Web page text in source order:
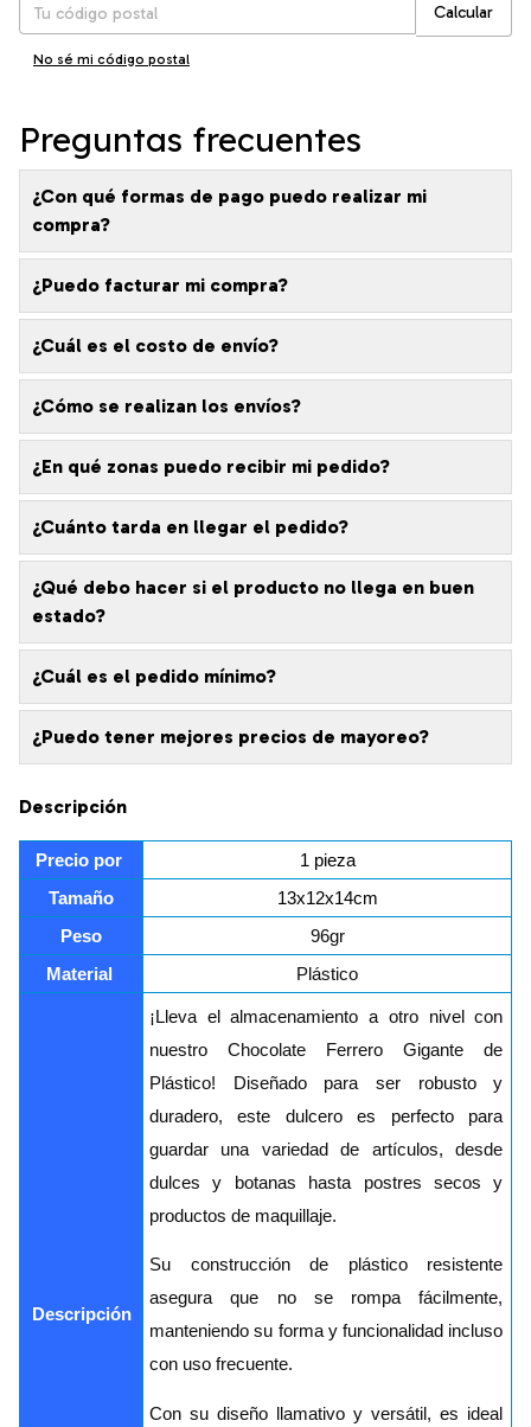
Calcular
No sé mi código postal
Preguntas frecuentes
¿Con qué formas de pago puedo realizar mi
compra?
¿Puedo facturar mi compra?
¿Cuál es el costo de envío?
¿Cómo se realizan los envíos?
¿En qué zonas puedo recibir mi pedido?
¿Cuánto tarda en llegar el pedido?
¿Qué debo hacer si el producto no llega en buen
estado?
¿Cuál es el pedido mínimo?
¿Puedo tener mejores precios de mayoreo?
Descripción
Precio por
1 pieza
Tamaño
13x12x14cm
Peso
96gr
Material
Plástico
Descripción
¡Lleva el almacenamiento a otro nivel con
nuestro Chocolate Ferrero Gigante de
Plástico! Diseñado para ser robusto y
duradero, este dulcero es perfecto para
guardar una variedad de artículos, desde
dulces y botanas hasta postres secos y
productos de maquillaje.
Su construcción de plástico resistente
asegura que no se rompa fácilmente,
manteniendo su forma y funcionalidad incluso
con uso frecuente.
Con su diseño llamativo y versátil, es ideal